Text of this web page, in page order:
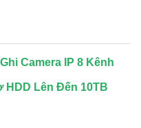
Camera IP 8 Kênh
HDD Lên Đến 10TB